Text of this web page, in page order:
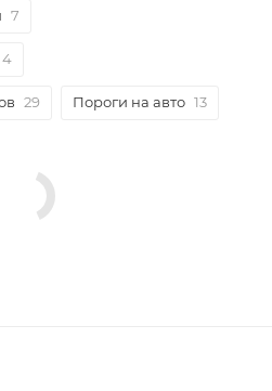
7
4
29 Пороги на авто 13